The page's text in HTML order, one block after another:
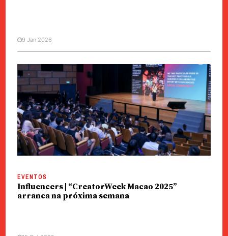
EVENTOS
Torre de Macau | Espectáculo
celebra cultura sino-portuguesa
9 Jan 2026
EVENTOS
Influencers | “CreatorWeek Macao 2025”
arranca na próxima semana